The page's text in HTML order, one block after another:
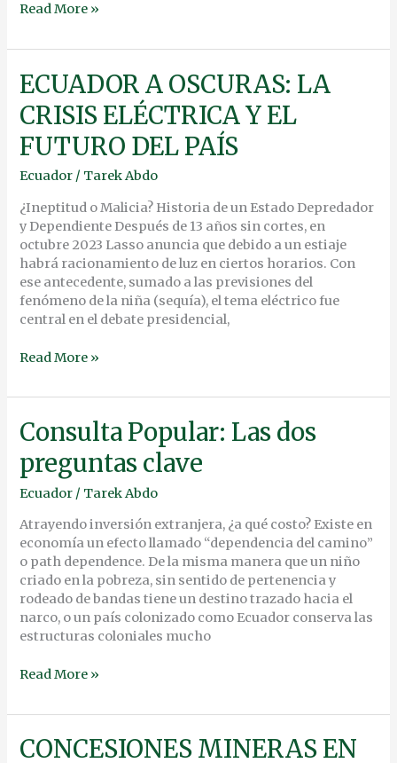
Read More »
ECUADOR A OSCURAS: LA
CRISIS ELÉCTRICA Y EL
FUTURO DEL PAÍS
Ecuador / Tarek Abdo
¿Ineptitud o Malicia? Historia de un Estado Depredador
y Dependiente Después de 13 años sin cortes, en
octubre 2023 Lasso anuncia que debido a un estiaje
habrá racionamiento de luz en ciertos horarios. Con
ese antecedente, sumado a las previsiones del
fenómeno de la niña (sequía), el tema eléctrico fue
central en el debate presidencial,
ECUADOR
A
OSCURAS:
LA
CRISIS
ELÉCTRICA
EL
FUTURO
DEL
PAÍS
Read More »
Consulta Popular: Las dos
preguntas clave
Ecuador / Tarek Abdo
Atrayendo inversión extranjera, ¿a qué costo? Existe en
economía un efecto llamado “dependencia del camino”
o path dependence. De la misma manera que un niño
criado en la pobreza, sin sentido de pertenencia y
rodeado de bandas tiene un destino trazado hacia el
narco, o un país colonizado como Ecuador conserva las
estructuras coloniales mucho
Consulta
Popular:
Las
dos
preguntas
clave
Read More »
CONCESIONES MINERAS EN
CONCESIONES